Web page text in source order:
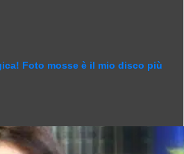
Foto mosse è il mio disco più